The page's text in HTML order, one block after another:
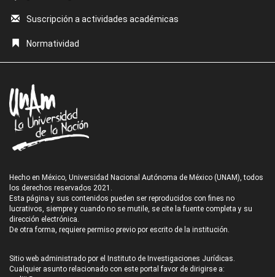
Suscripción a actividades académicas
Normatividad
Hecho en México, Universidad Nacional Autónoma de México (UNAM), todos
los derechos reservados 2021.
Esta página y sus contenidos pueden ser reproducidos con fines no
lucrativos, siempre y cuando no se mutile, se cite la fuente completa y su
dirección electrónica.
De otra forma, requiere permiso previo por escrito de la institución.
Sitio web administrado por el Instituto de Investigaciones Jurídicas.
Cualquier asunto relacionado con este portal favor de dirigirse a: